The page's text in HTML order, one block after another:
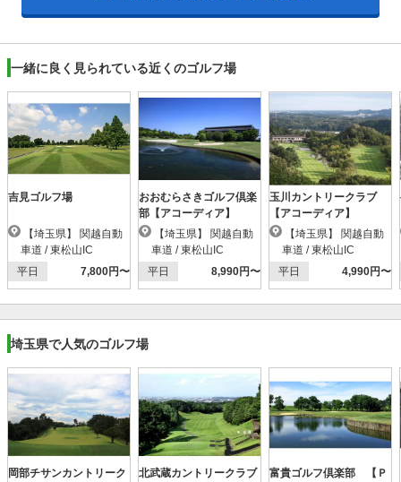
一緒に良く見られている近くのゴルフ場
吉見ゴルフ場
車道 / 東松山IC
平日
7,800円〜
おおむらさきゴルフ倶楽
部【アコーディア】
車道 / 東松山IC
平日
8,990円〜
玉川カントリークラブ
【アコーディア】
車道 / 東松山IC
平日
4,990円〜
埼玉県で人気のゴルフ場
岡部チサンカントリーク
北武蔵カントリークラブ
富貴ゴルフ倶楽部 【Ｐ